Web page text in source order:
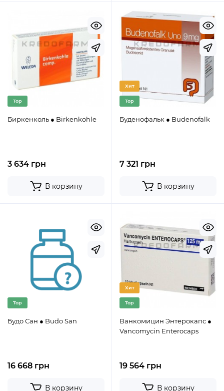
Top
Биркенколь ● Birkenkohle
3 634 грн
В корзину
Хит
Top
Буденофальк ● Budenofalk
7 321 грн
В корзину
Top
Будо Сан ● Budo San
16 668 грн
В корзину
Хит
Top
Ванкомицин Энтерокапс ●
Vancomycin Enterocaps
19 564 грн
В корзину